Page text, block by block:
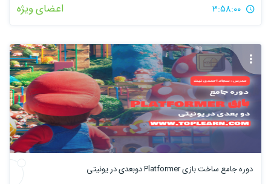
اعضای ویژه
دوره جامع ساخت بازی Platformer دوبعدی در یونیتی